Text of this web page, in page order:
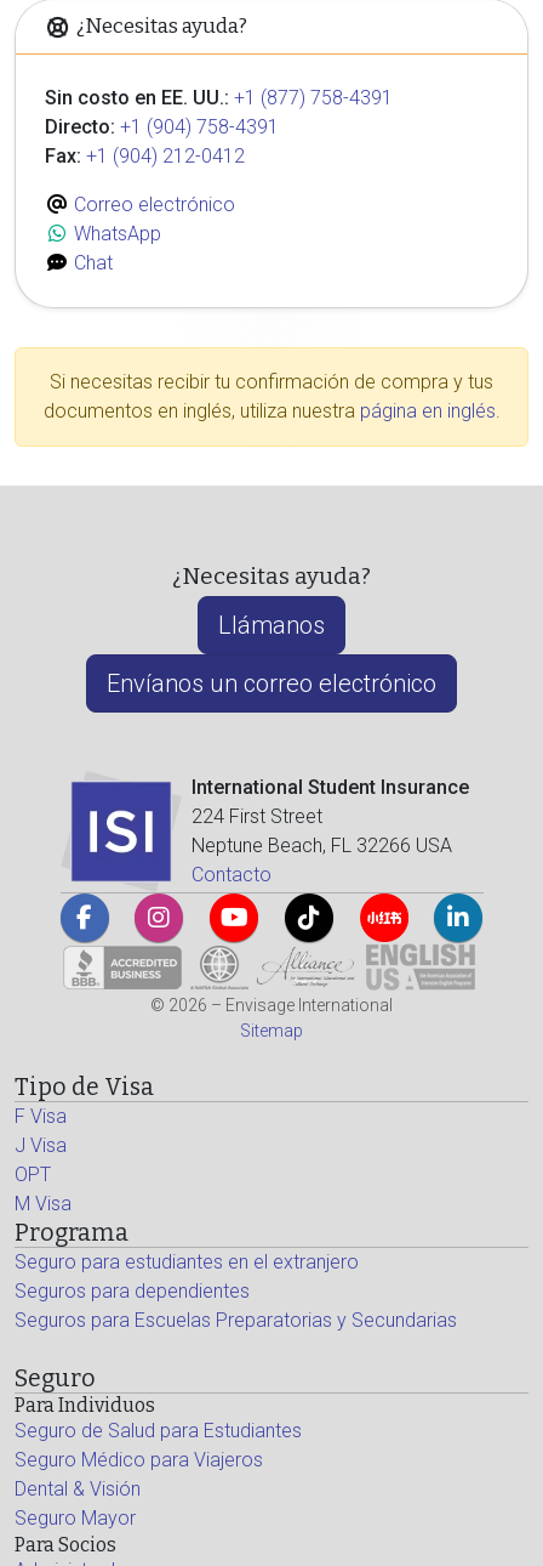
¿Necesitas ayuda?
Sin costo en EE. UU.: +1 (877) 758-4391
Directo: +1 (904) 758-4391
Fax: +1 (904) 212-0412
Correo electrónico
WhatsApp
Chat
Si necesitas recibir tu confirmación de compra y tus
documentos en inglés, utiliza nuestra página en inglés.
¿Necesitas ayuda?
Llámanos
Envíanos un correo electrónico
International Student Insurance
224 First Street
Neptune Beach, FL 32266 USA
Contacto
© 2026 – Envisage International
Sitemap
Tipo de Visa
F Visa
J Visa
OPT
M Visa
Programa
Seguro para estudiantes en el extranjero
Seguros para dependientes
Seguros para Escuelas Preparatorias y Secundarias
Seguro
Para Individuos
Seguro de Salud para Estudiantes
Seguro Médico para Viajeros
Dental & Visión
Seguro Mayor
Para Socios